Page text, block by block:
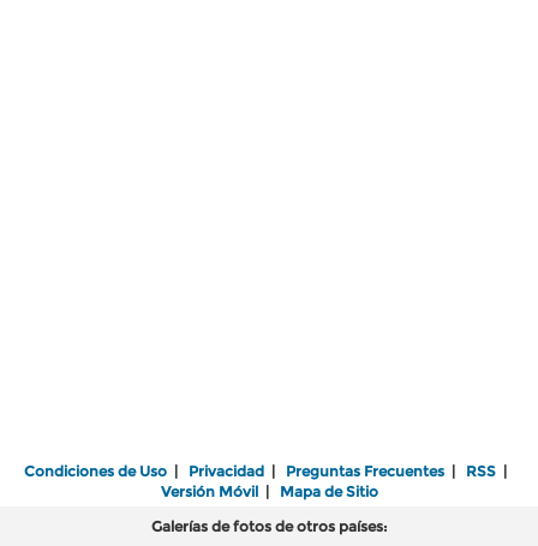
Condiciones de Uso | Privacidad | Preguntas Frecuentes | RSS |
Versión Móvil| Mapa de Sitio
Galerías de fotos de otros países: